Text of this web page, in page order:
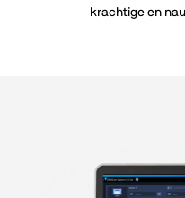
krachtige en